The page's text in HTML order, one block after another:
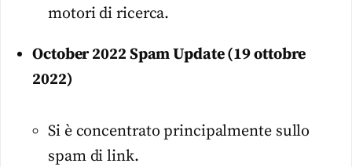
motori di ricerca.
October 2022 Spam Update (19 ottobre
2022)
Si è concentrato principalmente sullo
spam di link.